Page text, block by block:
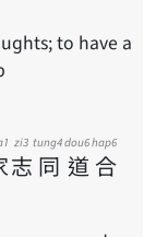
志
zi3
同
tung4
道
dou6
合
hap6